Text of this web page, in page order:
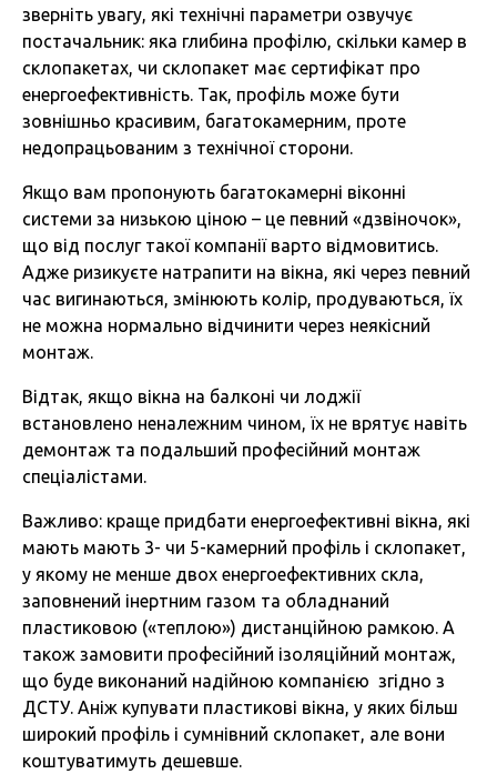
зверніть увагу, які технічні параметри озвучує
постачальник: яка глибина профілю, скільки камер в
склопакетах, чи склопакет має сертифікат про
енергоефективність. Так, профіль може бути
зовнішньо красивим, багатокамерним, проте
недопрацьованим з технічної сторони.
Якщо вам пропонують багатокамерні віконні
системи за низькою ціною – це певний «дзвіночок»,
що від послуг такої компанії варто відмовитись.
Адже ризикуєте натрапити на вікна, які через певний
час вигинаються, змінюють колір, продуваються, їх
не можна нормально відчинити через неякісний
монтаж.
Відтак, якщо вікна на балконі чи лоджії
встановлено неналежним чином, їх не врятує навіть
демонтаж та подальший професійний монтаж
спеціалістами.
Важливо: краще придбати енергоефективні вікна, які
мають мають 3- чи 5-камерний профіль і склопакет,
у якому не менше двох енергоефективних скла,
заповнений інертним газом та обладнаний
пластиковою («теплою») дистанційною рамкою. А
також замовити професійний ізоляційний монтаж,
що буде виконаний надійною компанією згідно з
ДСТУ. Аніж купувати пластикові вікна, у яких більш
широкий профіль і сумнівний склопакет, але вони
коштуватимуть дешевше.